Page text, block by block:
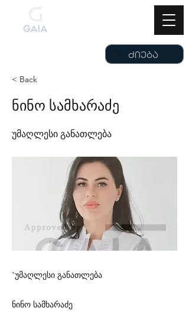
< Back
ნინო სამხარაძე
უმაღლესი განათლება
*უმაღლესი განათლება
ნინო სამხარაძე